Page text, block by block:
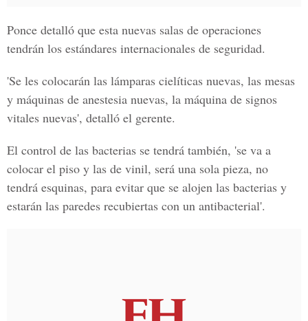
Ponce detalló que esta nuevas salas de operaciones
tendrán los estándares internacionales de seguridad.
'Se les colocarán las lámparas cielíticas nuevas, las mesas
y máquinas de anestesia nuevas, la máquina de signos
vitales nuevas', detalló el gerente.
El control de las bacterias se tendrá también, 'se va a
colocar el piso y las de vinil, será una sola pieza, no
tendrá esquinas, para evitar que se alojen las bacterias y
estarán las paredes recubiertas con un antibacterial'.